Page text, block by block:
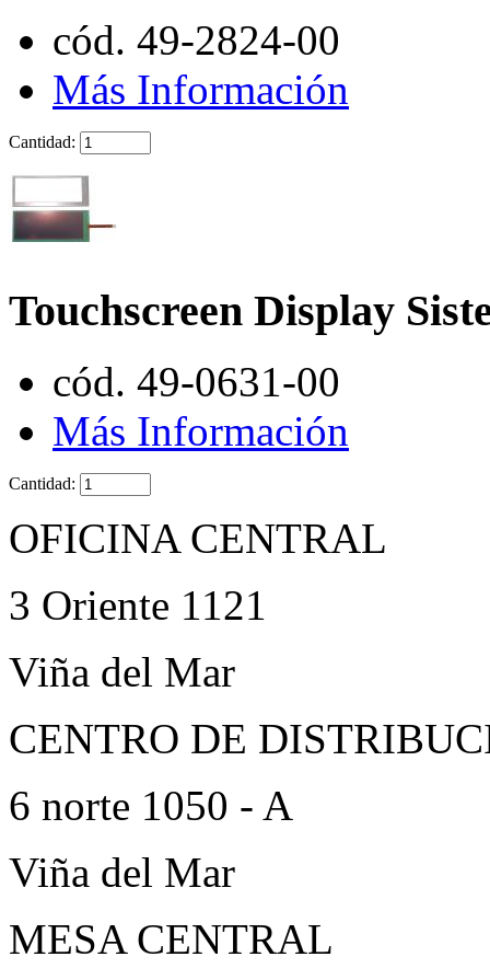
cód. 49-2824-00
Más Información
Cantidad:
Touchscreen Display
cód. 49-0631-00
Más Información
Cantidad:
OFICINA CENTRAL
3 Oriente 1121
Viña del Mar
CENTRO DE
6 norte 1050 - A
Viña del Mar
MESA CENTRAL